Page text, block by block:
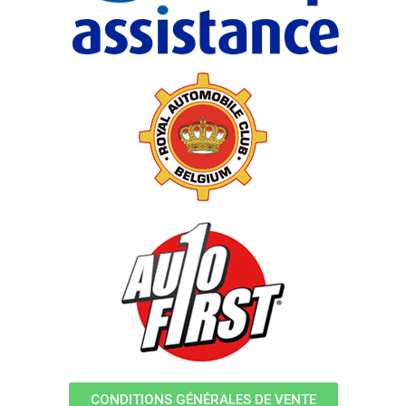
CONDITIONS GÉNÉRALES DE VENTE